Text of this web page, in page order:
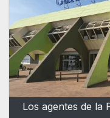
Los agentes de la